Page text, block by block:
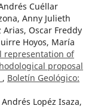
Cuéllar
Anny Julieth
Oscar Freddy
Hoyos, María
representation of
proposal
, Boletín Geológico:
Lopéz Isaza,